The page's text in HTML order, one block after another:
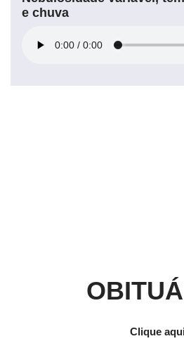
e chuva
Clique